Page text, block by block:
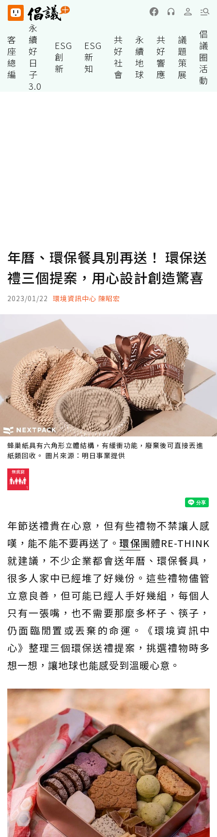
客
座
總
編
永
續
好
日
子
3.0
ESG
創
新
ESG
新
知
共
好
社
會
永
續
地
球
共
好
響
應
議
題
策
展
倡
議
圈
活
動
年曆、環保餐具別再送！ 環保送
禮三個提案，用心設計創造驚喜
2023/01/22 環境資訊中心 陳昭宏
蜂巢紙具有六角形立體結構，有緩衝功能，廢棄後可直接丟進
紙類回收。 圖片來源：明日事業提供
年節送禮貴在心意，但有些禮物不禁讓人感
嘆，能不能不要再送了。環保團體RE-THINK
就建議，不少企業都會送年曆、環保餐具，
很多人家中已經堆了好幾份。這些禮物儘管
立意良善，但可能已經人手好幾組，每個人
只有一張嘴，也不需要那麼多杯子、筷子，
仍面臨閒置或丟棄的命運。《環境資訊中
心》整理三個環保送禮提案，挑選禮物時多
想一想，讓地球也能感受到溫暖心意。